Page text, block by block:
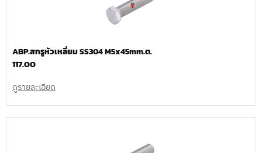
ABP.สกรูหัวเหลี่ยม SS304 M5x45mm.ต.
117.00
ดูรายละเอียด